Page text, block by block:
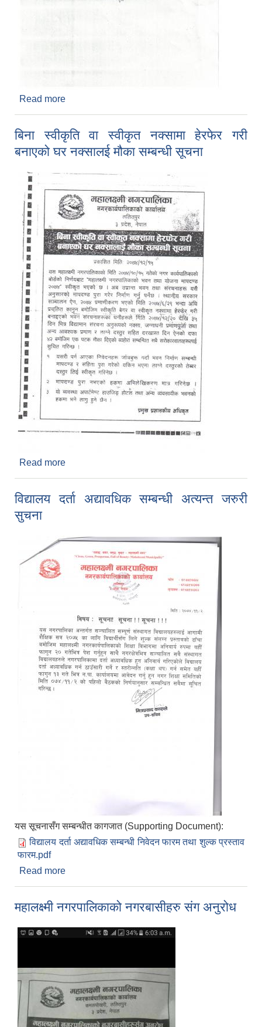
Read more
बिना स्वीकृति वा स्वीकृत नक्सामा हेरफेर गरी
बनाएको घर नक्सालई मौका सम्बन्धी सूचना
Read more
विद्यालय दर्ता अद्यावधिक सम्बन्धी अत्यन्त जरुरी
सुचना
यस सूचनासँग सम्बन्धीत कागजात (Supporting Document):
विद्यालय दर्ता अद्यावधिक सम्बन्धी निवेदन फारम तथा शुल्क प्रस्ताव
फारम.pdf
Read more
महालक्ष्मी नगरपालिकाको नगरबासीहरु संग अनुरोध